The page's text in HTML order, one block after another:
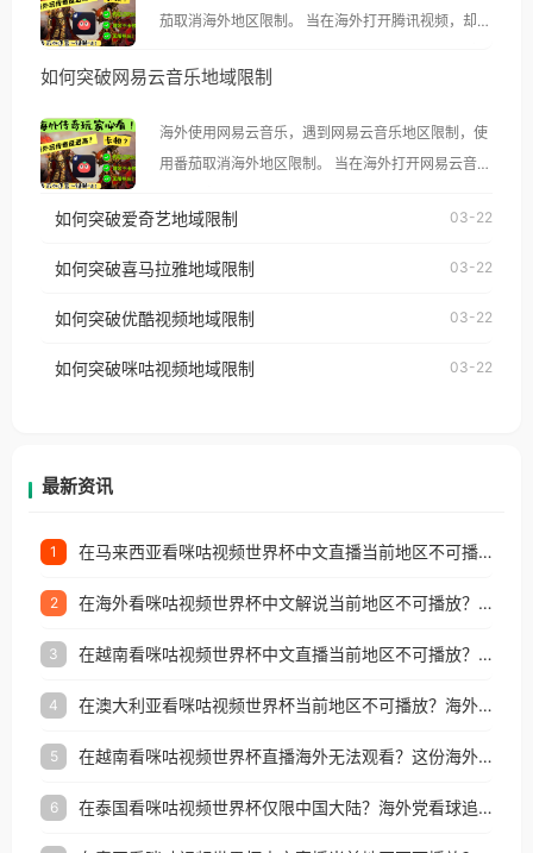
茄取消海外地区限制。 当在海外打开腾讯视频，却突
示语。 海外用户如香港、澳门、台湾、美国、加拿
像其他音乐平台一样，出现地区及版权限制问题，且
仅能在中国大陆地区播放。 遇到这个问题的朋友们，
台湾、美国、加拿大、澳大利亚、欧洲等国家和地区
权限制所困扰。
如何突破网易云音乐地域限制
海外使用网易云音乐，遇到网易云音乐地区限制，使
用番茄取消海外地区限制。 当在海外打开网易云音
播放”的提示语。 海外用户如香港、澳门、台湾、美
制问题，且仅能在中国大陆地区播放。 遇到这个问题
户收听网易云音乐地区版权限制」的问题，无论人在
如何突破爱奇艺地域限制 03-22
如何突破喜马拉雅地域限制 03-22
如何突破优酷视频地域限制 03-22
如何突破咪咕视频地域限制 03-22
最新资讯
1 在马来西亚看咪咕视频世界杯中文直播当前地区不可播放？这篇指南帮你搞定海外看球难题
2 在海外看咪咕视频世界杯中文解说当前地区不可播放？这篇指南帮你解决所有问题
3 在越南看咪咕视频世界杯中文直播当前地区不可播放？这篇指南帮你解决所有海外观赛难题
4 在澳大利亚看咪咕视频世界杯当前地区不可播放？海外党体育观赛终极指南
5 在越南看咪咕视频世界杯直播海外无法观看？这份海外观赛终极指南帮你搞定
6 在泰国看咪咕视频世界杯仅限中国大陆？海外党看球追剧的终极破局指南